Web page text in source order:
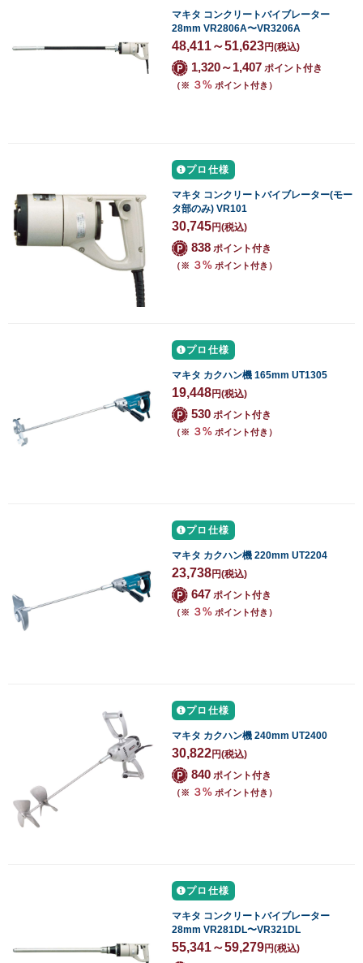
マキタ コンクリートバイブレーター
28mm VR2806A〜VR3206A
48,411～51,623円(税込)
1,320～1,407 ポイント付き
（※ ３% ポイント付き）
プロ仕様
マキタ コンクリートバイブレーター(モー
タ部のみ) VR101
30,745円(税込)
838 ポイント付き
（※ ３% ポイント付き）
プロ仕様
マキタ カクハン機 165mm UT1305
19,448円(税込)
530 ポイント付き
（※ ３% ポイント付き）
プロ仕様
マキタ カクハン機 220mm UT2204
23,738円(税込)
647 ポイント付き
（※ ３% ポイント付き）
プロ仕様
マキタ カクハン機 240mm UT2400
30,822円(税込)
840 ポイント付き
（※ ３% ポイント付き）
プロ仕様
マキタ コンクリートバイブレーター
28mm VR281DL〜VR321DL
55,341～59,279円(税込)